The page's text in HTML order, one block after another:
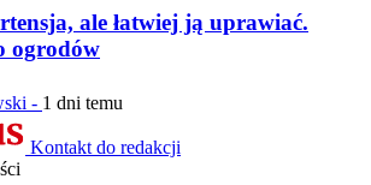
ale łatwiej ją uprawiać.
ogrodów
- 1 dni temu
Kontakt do redakcji